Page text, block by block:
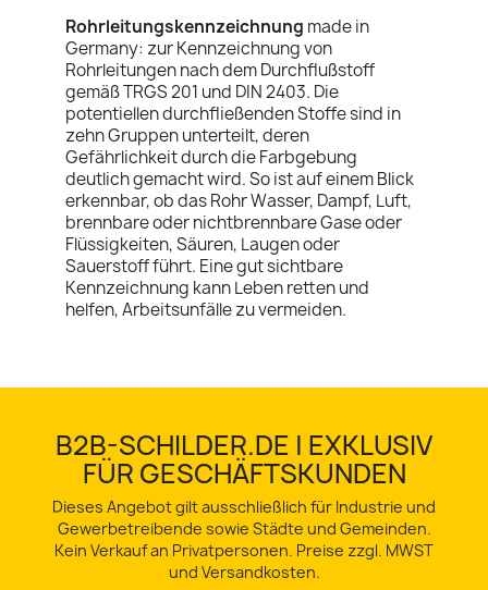
Rohrleitungskennzeichnung made in
Germany: zur Kennzeichnung von
Rohrleitungen nach dem Durchflußstoff
gemäß TRGS 201 und DIN 2403. Die
potentiellen durchfließenden Stoffe sind in
zehn Gruppen unterteilt, deren
Gefährlichkeit durch die Farbgebung
deutlich gemacht wird. So ist auf einem Blick
erkennbar, ob das Rohr Wasser, Dampf, Luft,
brennbare oder nichtbrennbare Gase oder
Flüssigkeiten, Säuren, Laugen oder
Sauerstoff führt. Eine gut sichtbare
Kennzeichnung kann Leben retten und
helfen, Arbeitsunfälle zu vermeiden.
B2B-SCHILDER.DE | EXKLUSIV
FÜR GESCHÄFTSKUNDEN
Dieses Angebot gilt ausschließlich für Industrie und
Gewerbetreibende sowie Städte und Gemeinden.
Kein Verkauf an Privatpersonen. Preise zzgl. MWST
und Versandkosten.